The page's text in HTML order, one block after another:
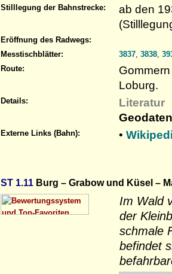
Stilllegung der Bahnstrecke:
ab den
Eröffnung des Radwegs:
Messtischblätter:
3837 3838
Route:
Loburg.
Details:
Literatur
Externe Links (Bahn): •
ST 1.11 Burg – Grabow und Küsel –
Im Wald
der
schmale
befindet